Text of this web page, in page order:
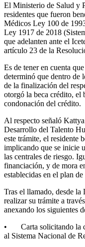
El Ministerio de Salud y
residentes que fueron
Médicos Ley 100 de
Ley 1917 de 2018
que adelanten ante el
artículo 23 de la
Es de tener en cuenta
determinó que dentro de
de la finalización del
otorgó la beca crédito, el
condonación del crédito.
Al respecto señaló
Desarrollo del Talento
este trámite, el residente
implicando que se inicie
las centrales de riesgo.
financiación, y de mora
establecidas en el plan de
Tras el llamado, desde la
realizar su trámite a
anexando los siguientes
• Carta solicitando la
al Sistema Nacional de